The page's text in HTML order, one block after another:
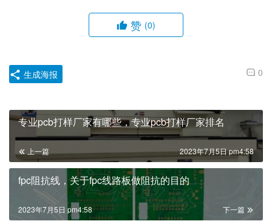
赞 (0)
0
生成海报
专业pcb打样厂家有哪些，专业pcb打样厂家排名
上一篇 2023年7月5日 pm4:58
fpc阻抗线，关于fpc线路板做阻抗的目的
下一篇
2023年7月5日 pm4:58